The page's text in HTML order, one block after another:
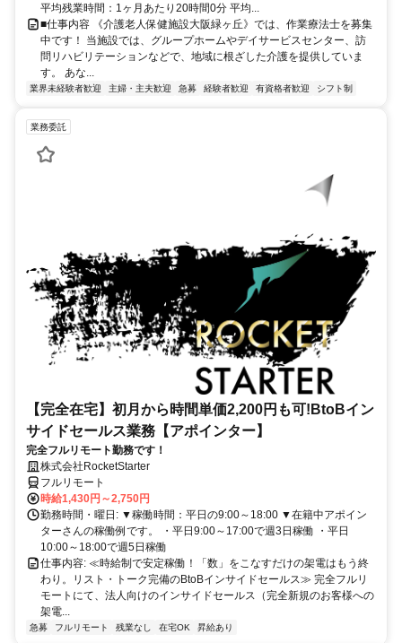
平均残業時間：1ヶ月あたり20時間0分 平均...
■仕事内容 《介護老人保健施設大阪緑ヶ丘》では、作業療法士を募集
中です！ 当施設では、グループホームやデイサービスセンター、訪
問リハビリテーションなどで、地域に根ざした介護を提供していま
す。 あな...
業界未経験者歓迎 主婦・主夫歓迎 急募 経験者歓迎 有資格者歓迎 シフト制
業務委託
【完全在宅】初月から時間単価2,200円も可!BtoBイン
サイドセールス業務【アポインター】
完全フルリモート勤務です！
株式会社RocketStarter
フルリモート
時給1,430円～2,750円
勤務時間・曜日: ▼稼働時間：平日の9:00～18:00 ▼在籍中アポイン
ターさんの稼働例です。 ・平日9:00～17:00で週3日稼働 ・平日
10:00～18:00で週5日稼働
仕事内容: ≪時給制で安定稼働！「数」をこなすだけの架電はもう終
わり。リスト・トーク完備のBtoBインサイドセールス≫ 完全フルリ
モートにて、法人向けのインサイドセールス（完全新規のお客様への
架電...
急募 フルリモート 残業なし 在宅OK 昇給あり